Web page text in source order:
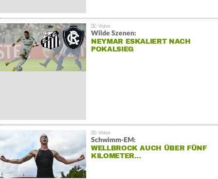
Wilde Szenen:
NEYMAR ESKALIERT NACH
POKALSIEG
Schwimm-EM:
WELLBROCK AUCH ÜBER FÜNF
KILOMETER…